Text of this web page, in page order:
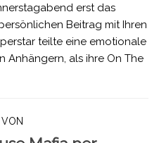
erst das
Beitrag mit Ihren
teilte eine emotionale
Anhängern, als ihre On The
VON